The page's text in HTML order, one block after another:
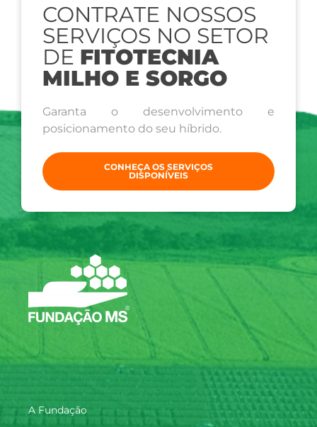
CONTRATE NOSSOS
SERVIÇOS NO SETOR
DE FITOTECNIA
MILHO E SORGO
Garanta o desenvolvimento e
posicionamento do seu híbrido.
CONHEÇA OS SERVIÇOS
DISPONÍVEIS
A Fundação